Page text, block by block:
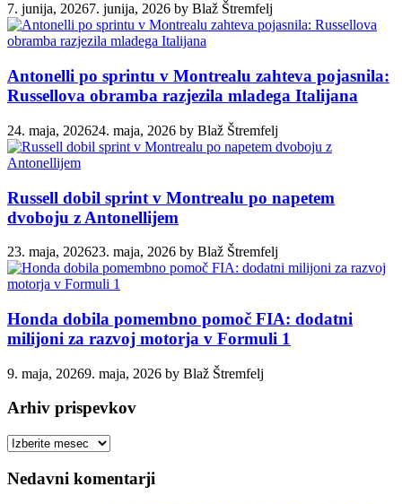
7. junija, 20267. junija, 2026 by Blaž Štremfelj
Antonelli po sprintu v Montrealu zahteva pojasnila:
Russellova obramba razjezila mladega Italijana
24. maja, 202624. maja, 2026 by Blaž Štremfelj
Russell dobil sprint v Montrealu po napetem
dvoboju z Antonellijem
23. maja, 202623. maja, 2026 by Blaž Štremfelj
Honda dobila pomembno pomoč FIA: dodatni
milijoni za razvoj motorja v Formuli 1
9. maja, 20269. maja, 2026 by Blaž Štremfelj
Arhiv prispevkov
Arhiv
Nedavni komentarji